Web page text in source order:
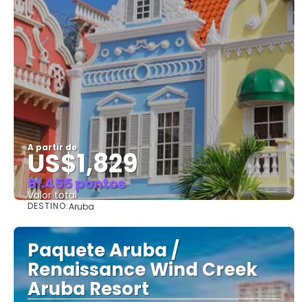
A partir de
US$1,829
91.455 pontos
Valor total
DESTINO:Aruba
Paquete Aruba /
Renaissance Wind Creek
Aruba Resort